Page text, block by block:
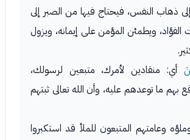
ذهاب النفس، فيحتاج فيها من الصبر إلى
الفؤاد، ويطمئن المؤمن على إيمانه، ويزول
أي: منقادين لأمرك، متبعين لرسولك،
بهم ما توعدهم عليه، وأن الله تعالى ثبتهم
وعامتهم المتبعون للملأ قد استكبروا